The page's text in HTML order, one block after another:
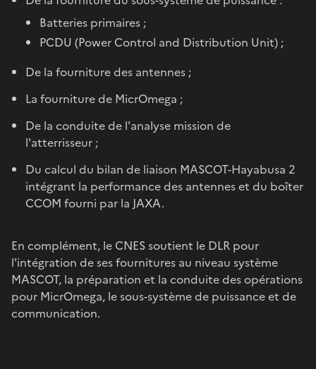
Batteries primaires ;
PCDU (Power Control and Distribution Unit) ;
De la fourniture des antennes ;
La fourniture de MicrOmega ;
De la conduite de l'analyse mission de
l'atterrisseur ;
Du calcul du bilan de liaison MASCOT-Hayabusa 2
intégrant la performance des antennes et du boîter
CCOM fourni par la JAXA.
En complément, le CNES soutient le DLR pour
l'intégration de ses fournitures au niveau système
MASCOT, la préparation et la conduite des opérations
pour MicrOmega, le sous-système de puissance et de
communication.